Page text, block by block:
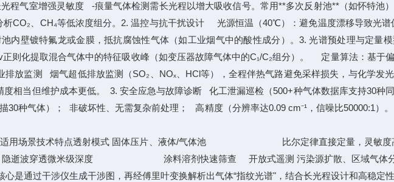
程气室增强灵敏度 -痕量气体检测需长光程以增大吸收信号。常用**多次反射池**（如怀特池
CO₂、CH₄等低浓度组分。2. 温控与抗干扰设计 光源恒温（40℃）：避免温度漂移导致光
壁镀特氟龙或金膜，抵抗腐蚀性气体（如工业烟气中的酸性成分）。3. 光谱预处理与定量
化提取混合气体中的特征吸收峰（如变压器故障气体中的C₁/C₂组分）。 定量算法：基于
放监测 烟气超低排放监测（SO₂、NOₓ、HCl等），全程伴热气路避免采样损失，与化学发
相当但维护成本更低。 3. 安全应急与故障诊断 化工泄漏巡检（500+种气体数据库支持30种
种气体）； 非破坏性、无需复杂前处理； 高精度（分辨率达0.09 cm⁻¹，信噪比50000:1）
特点透射模式 固体压片、液体/气体池 比尔定律直接定量，
穿透微米级深度 涂料溶剂快速筛查 开放式遥测 污染源扩散、区域
仪生成干涉图，再经傅里叶变换解析出气体“指纹光谱"，结合长光程设计和高稳定性